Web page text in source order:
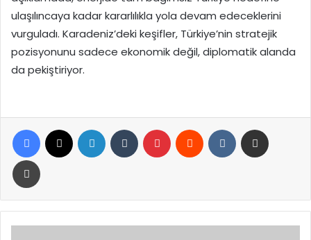
ulaşılıncaya kadar kararlılıkla yola devam edeceklerini
vurguladı. Karadeniz’deki keşifler, Türkiye’nin stratejik
pozisyonunu sadece ekonomik değil, diplomatik alanda
da pekiştiriyor.
Facebook LinkedIn Tumblr Pinterest Reddit VKontakte
Yazdır